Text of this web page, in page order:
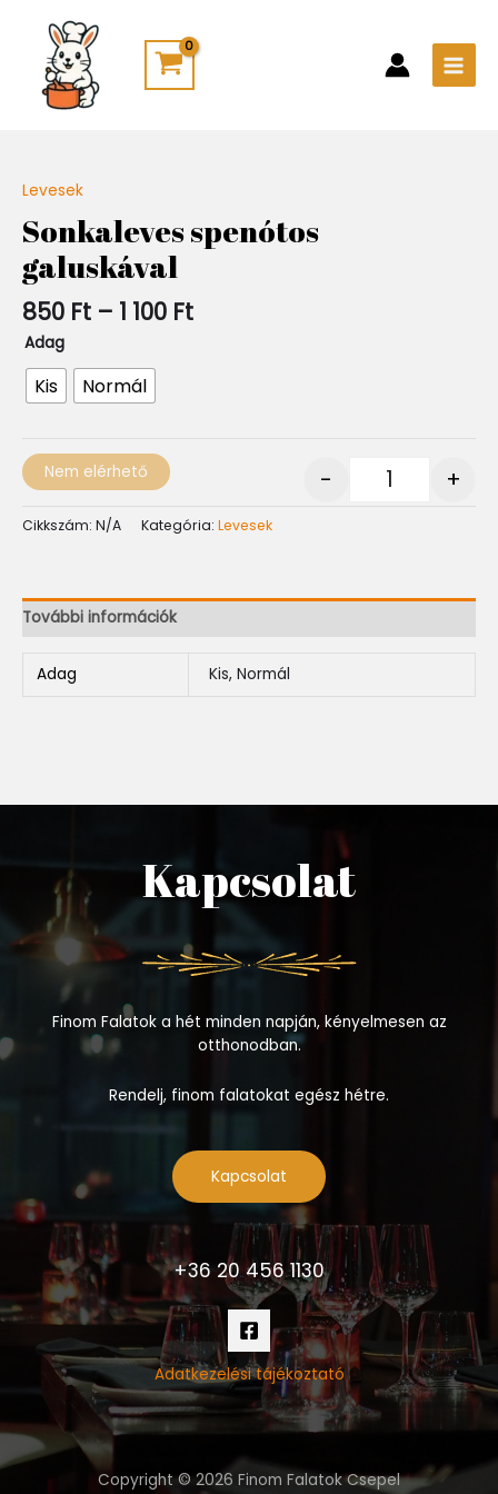
content
Levesek
Sonkaleves spenótos
galuskával
850 Ft – 1 100 Ft
-
Adag
Kis Normál
- +
Nem elérhető
Cikkszám: N/A Kategória: Levesek
További információk
Adag Kis, Normál
Kapcsolat
Finom Falatok a hét minden napján, kényelmesen az
otthonodban.
Rendelj, finom falatokat egész hétre.
Kapcsolat
+36 20 456 1130
Adatkezelési tájékoztató
Copyright © 2026 Finom Falatok Csepel